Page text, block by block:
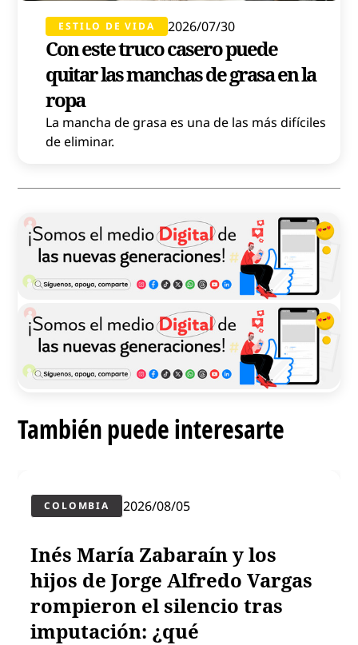
ESTILO DE VIDA 2026/07/30
Con este truco casero puede
quitar las manchas de grasa en la
ropa
La mancha de grasa es una de las más difíciles
de eliminar.
También puede interesarte
COLOMBIA 2026/08/05
Inés María Zabaraín y los
hijos de Jorge Alfredo Vargas
rompieron el silencio tras
imputación: ¿qué